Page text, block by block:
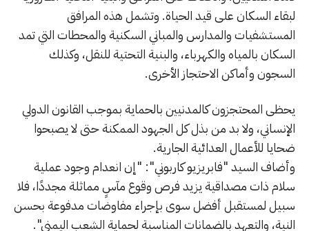
لبقاء السكان على قيد الحياة. وتشمل هذه المرافق
المستشفيات والمدارس والمباني السكنية والمحطات التي تمد
السكان بالمياه والكهرباء، والبنية التحتية للنقل، وكذلك
السجون وأماكن الاحتجاز الأخرى.
يحظى المحتجزون كالمدنيين بالحماية بموجب القانون الدولي
الإنساني، ولا بد من بذل كل الجهود الممكنة حتى لا يصبحوا
ضحايا للأعمال العدائية الجارية.
وأضاف السيد "فابريزيو كاربوني": "إن انعدام وجود عملية
سلام ذات مصداقية يزيد فرص وقوع مآسٍ مماثلة مجددًا، فلا
سبيل لمستقبل أفضل سوى بإجراء مفاوضات مدفوعة بحسن
النية، والتعهد بالضمانات المناسبة لحماية الشعب اليمني".